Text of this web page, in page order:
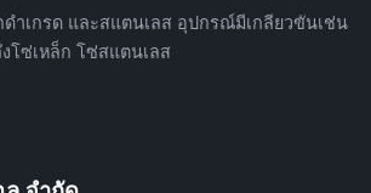
ดำเกรด และสแตนเลส อุปกรณ์มีเกลียวขันเช่น
โซ่เหล็ก โซ่สแตนเลส